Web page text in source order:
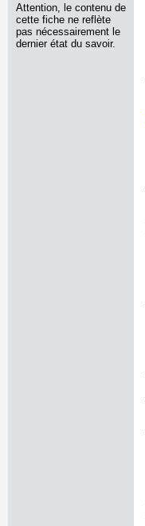
Attention, le contenu de
cette fiche ne reflète
pas nécessairement le
dernier état du savoir.